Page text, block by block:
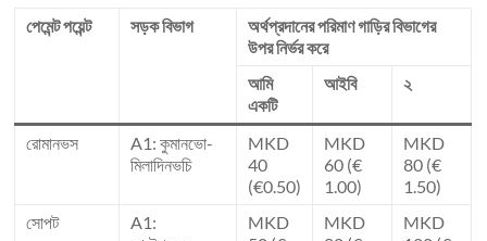
পেমেন্ট পয়েন্ট সড়ক বিভাগ
অর্থপ্রদানের পরিমাণ গাড়ির বিভাগের
উপর নির্ভর করে
আমি
একটি
আইবি ২
রোমানভস
A1: কুমানভো-
মিলাদিনভচি
MKD
40
(€0.50)
MKD
60 (€
1.00)
MKD
80 (€
1.50)
সোপট
A1:
MKD
MKD
MKD